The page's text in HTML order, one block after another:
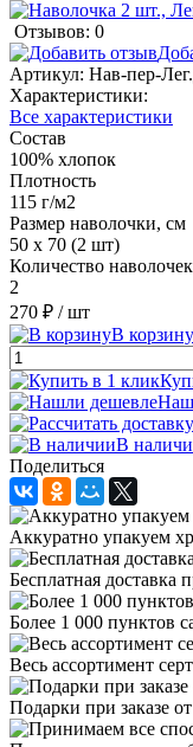
Отзывов: 0
Артикул: Нав-пер-
Характеристики:
Все характеристики
Состав
100% хлопок
Плотность
115 г/м2
Размер наволочки, см
50 х 70 (2 шт)
Количество наволочек
2
270 ₽ / шт
В корзину
В
Поделиться
Аккуратно упакуем
Бесплатная доставка
Более 1 000 пунктов
Весь ассортимент
Подарки при заказе